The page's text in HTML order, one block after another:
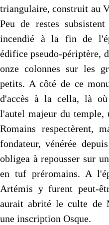
triangulaire, construit au
Peu de restes
incendié à la fin de
édifice pseudo-périptère,
onze colonnes sur les
petits. A côté de ce
d'accès à la cella, là
l'autel majeur du temple,
Romains respectèrent,
fondateur, vénérée
obligea à repousser sur
en tuf préromains. A
Artémis y furent peut-
aurait abrité le culte de
une inscription Osque.